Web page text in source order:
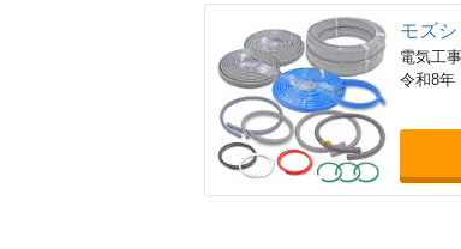
モズ
電気工
令和8年